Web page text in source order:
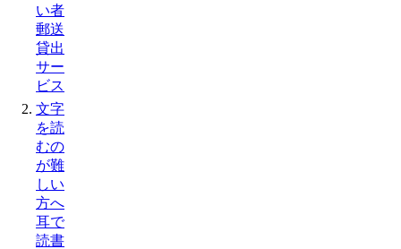
い者
郵送
貸出
サー
ビス
文字
を読
むの
が難
しい
方へ
耳で
読書